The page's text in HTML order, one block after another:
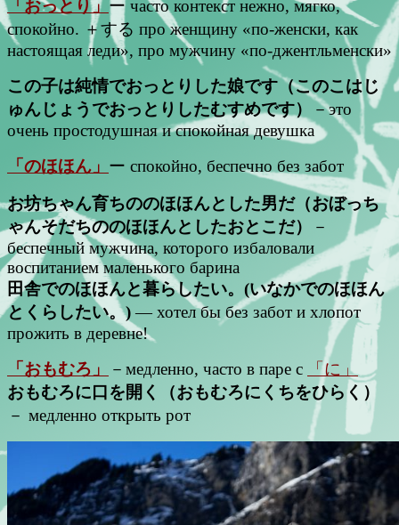
「おっとり」 ー часто контекст нежно, мягко,
спокойно. ＋する про женщину «по-женски, как
настоящая леди», про мужчину «по-джентльменски»
この子は純情でおっとりした娘です（このこはじ
ゅんじょうでおっとりしたむすめです）
－это
очень простодушная и спокойная девушка
「のほほん」 ー спокойно, беспечно без забот
お坊ちゃん育ちののほほんとした男だ（おぼっち
ゃんそだちののほほんとしたおとこだ）
－
беспечный мужчина, которого избаловали
воспитанием маленького барина
田舎でのほほんと暮らしたい。(いなかでのほほん
とくらしたい。)— хотел бы без забот и хлопот
прожить в деревне!
「おもむろ」
－медленно, часто в паре с
「に」
おもむろに口を開く（おもむろにくちをひらく）
－ медленно открыть рот